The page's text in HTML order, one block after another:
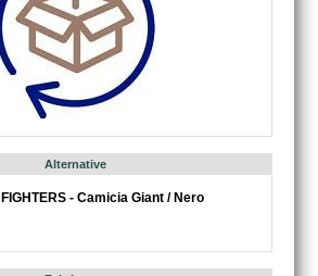
Alternative
FIGHTERS - Camicia Giant / Nero